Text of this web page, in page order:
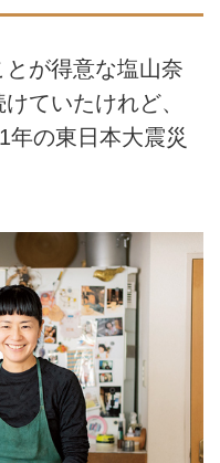
が得意な塩山奈
ていたけれど、
年の東日本大震災